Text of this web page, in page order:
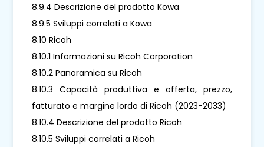
8.9.4 Descrizione del prodotto Kowa
8.9.5 Sviluppi correlati a Kowa
8.10 Ricoh
8.10.1 Informazioni su Ricoh Corporation
8.10.2 Panoramica su Ricoh
8.10.3 Capacità produttiva e offerta, prezzo,
fatturato e margine lordo di Ricoh (2023-2033)
8.10.4 Descrizione del prodotto Ricoh
8.10.5 Sviluppi correlati a Ricoh